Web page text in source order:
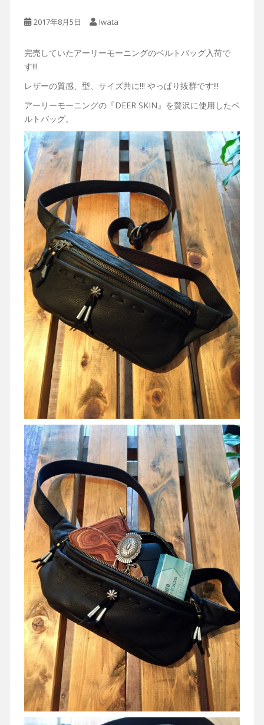
2017年8月5日 Iwata
完売していたアーリーモーニングのベルトバッグ入荷で
す!!!
レザーの質感、型、サイズ共に!!! やっぱり抜群です!!!
アーリーモーニングの『DEER SKIN』を贅沢に使用したベ
ルトバッグ。